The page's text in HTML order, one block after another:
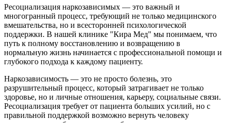
Ресоциализация наркозависимых — это важный и
многогранный процесс, требующий не только медицинского
вмешательства, но и всесторонней психологической
поддержки. В нашей клинике "Кира Мед" мы понимаем, что
путь к полному восстановлению и возвращению в
нормальную жизнь начинается с профессиональной помощи и
глубокого подхода к каждому пациенту.
Наркозависимость — это не просто болезнь, это
разрушительный процесс, который затрагивает не только
здоровье, но и личные отношения, карьеру, социальные связи.
Ресоциализация требует от пациента больших усилий, но с
правильной поддержкой возможно вернуть человеку